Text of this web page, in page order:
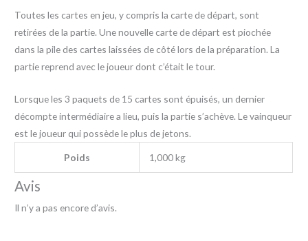
Toutes les cartes en jeu, y compris la carte de départ, sont
retirées de la partie. Une nouvelle carte de départ est piochée
dans la pile des cartes laissées de côté lors de la préparation. La
partie reprend avec le joueur dont c’était le tour.
Lorsque les 3 paquets de 15 cartes sont épuisés, un dernier
décompte intermédiaire a lieu, puis la partie s’achève. Le vainqueur
est le joueur qui possède le plus de jetons.
Poids 1,000 kg
Avis
Il n’y a pas encore d’avis.